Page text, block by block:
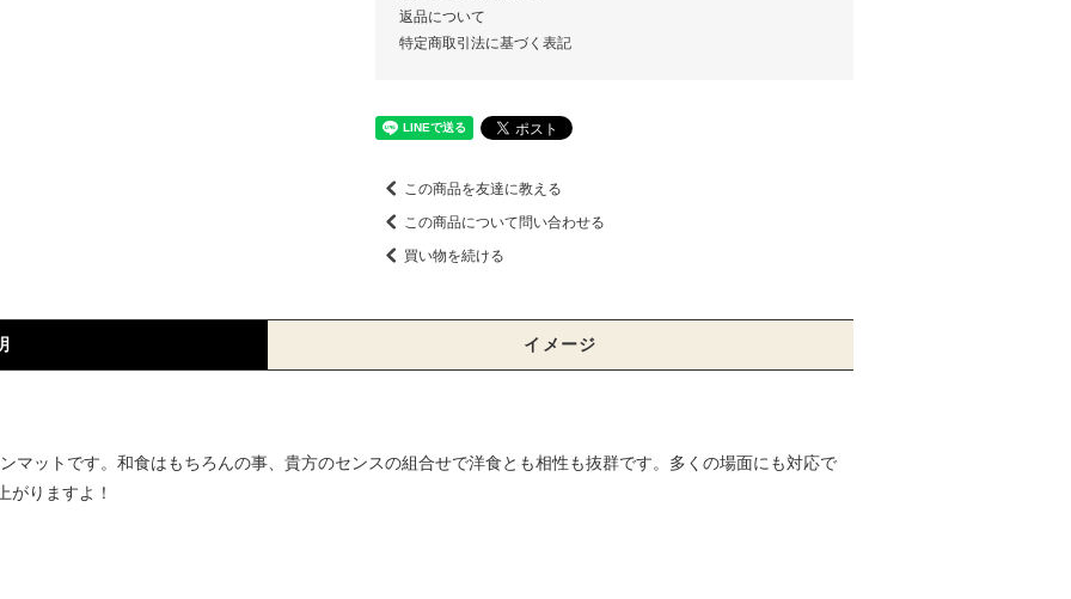
返品について
特定商取引法に基づく表記
この商品を友達に教える
この商品について問い合わせる
買い物を続ける
イメージ
マットです。和食はもちろんの事、貴方のセンスの組合せで洋食とも相性も抜群です。多くの場面にも対応で
がりますよ！